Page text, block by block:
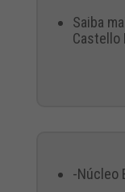
Saiba
Castello
-Núcleo